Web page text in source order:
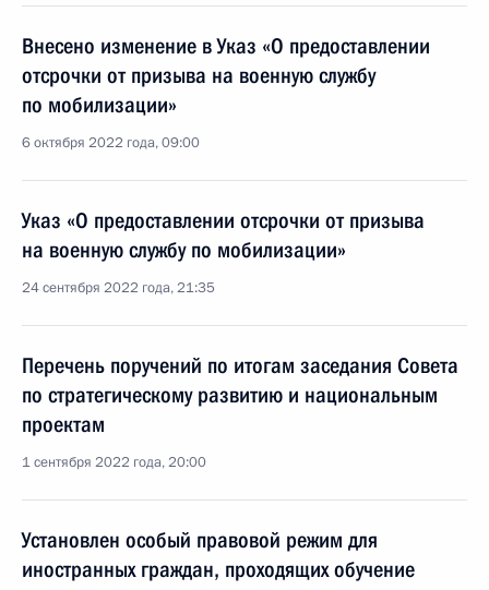
Внесено изменение в Указ «О предоставлении
отсрочки от призыва на военную службу
по мобилизации»
6 октября 2022 года, 09:00
Указ «О предоставлении отсрочки от призыва
на военную службу по мобилизации»
24 сентября 2022 года, 21:35
Перечень поручений по итогам заседания Совета
по стратегическому развитию и национальным
проектам
1 сентября 2022 года, 20:00
Установлен особый правовой режим для
иностранных граждан, проходящих обучение